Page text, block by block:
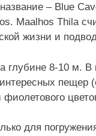
– Blue
Maalhos Thila
жизни и
глубине 8-10 м.
пещер
для